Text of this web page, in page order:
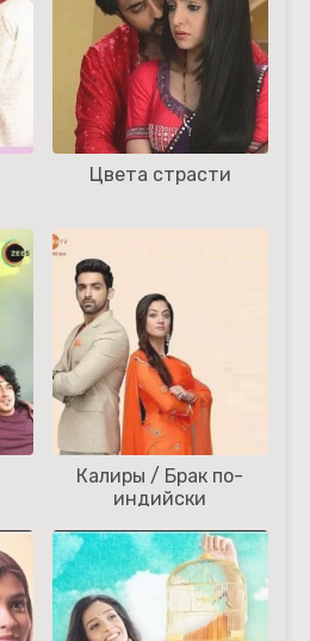
Цвета страсти
Калиры / Брак по-
индийски